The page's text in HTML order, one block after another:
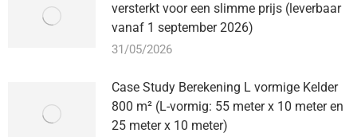
versterkt voor een slimme prijs (leverbaar
vanaf 1 september 2026)
31/05/2026
Case Study Berekening L vormige Kelder
800 m² (L-vormig: 55 meter x 10 meter en
25 meter x 10 meter)